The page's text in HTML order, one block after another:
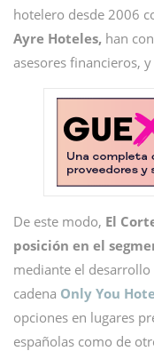
hotelero desde 2006
Ayre Hoteles, han
asesores financieros, y
De este modo, El
posición en el
mediante el
cadena Only You
opciones en lugares
españolas como de